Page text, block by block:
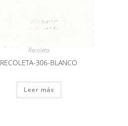
Recoleta
RECOLETA-306-BLANCO
Leer más